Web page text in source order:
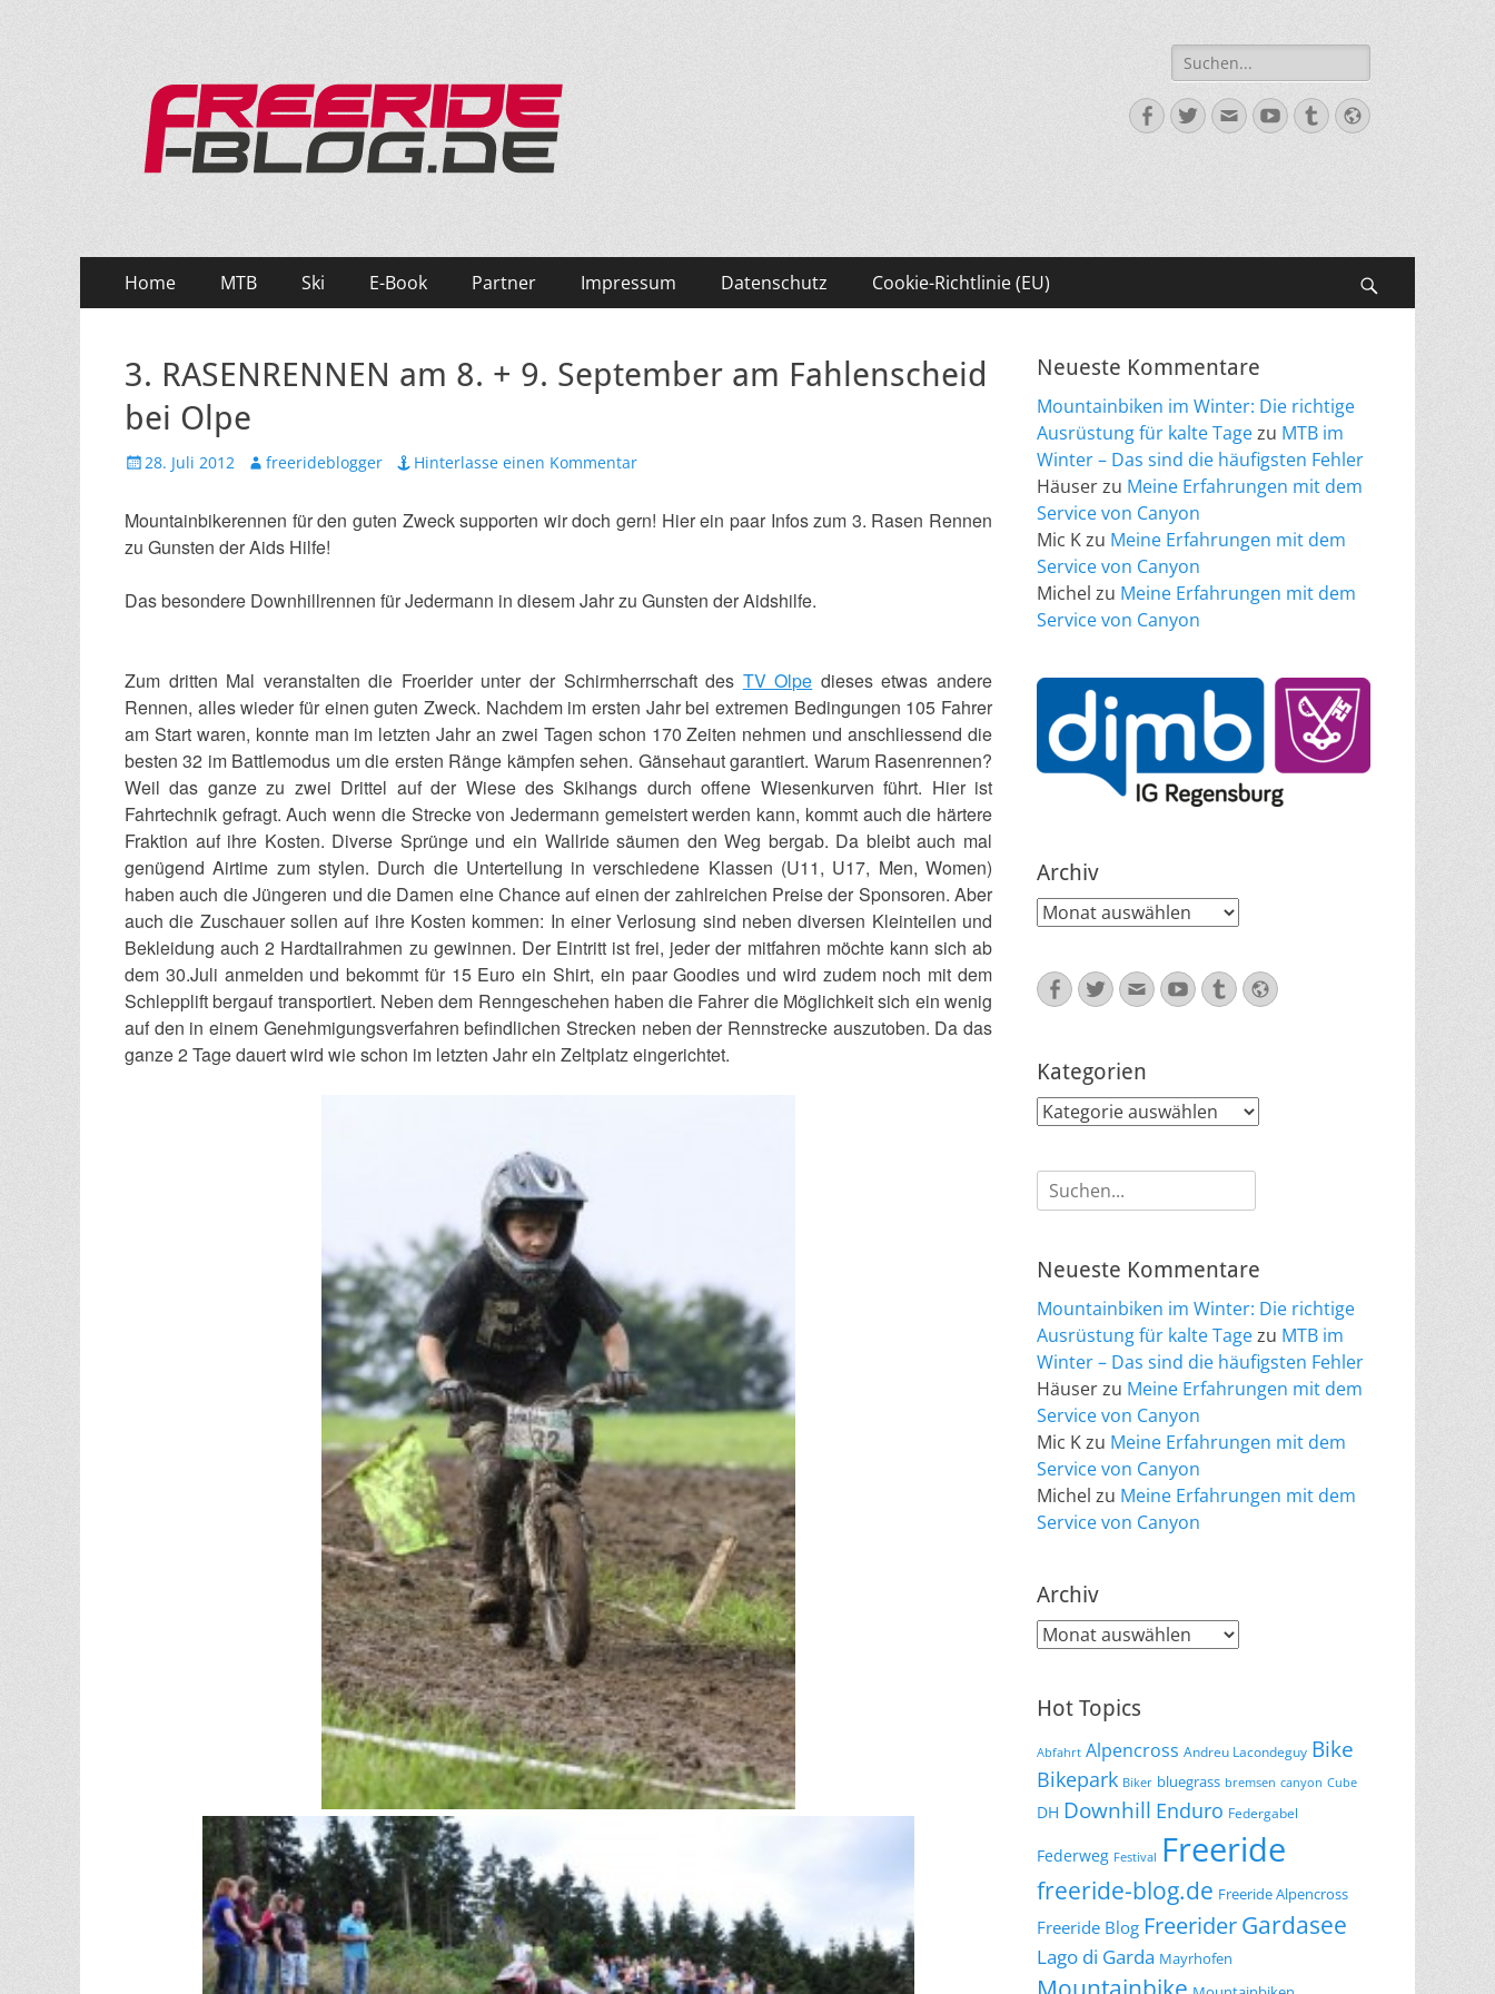
Suche
nach:
Facebook
Twitter
E-
Mail
YouTube
TumblrWebsite
Primäres
Menü
Inhalt
Home MTB Ski E-Book Partner Impressum Datenschutz Cookie-Richtlinie (EU)
3. RASENRENNEN am 8. + 9. September am Fahlenscheid
bei Olpe
Veröffentlicht
28. Juli 2012 Autorfreerideblogger Hinterlasse einen Kommentar
Mountainbikerennen für den guten Zweck supporten wir doch gern! Hier ein paar Infos zum 3. Rasen Rennen
zu Gunsten der Aids Hilfe!
Das besondere Downhillrennen für Jedermann in diesem Jahr zu Gunsten der Aidshilfe.
Zum dritten Mal veranstalten die Froerider unter der Schirmherrschaft des TV Olpe dieses etwas andere
Rennen, alles wieder für einen guten Zweck. Nachdem im ersten Jahr bei extremen Bedingungen 105 Fahrer
am Start waren, konnte man im letzten Jahr an zwei Tagen schon 170 Zeiten nehmen und anschliessend die
besten 32 im Battlemodus um die ersten Ränge kämpfen sehen. Gänsehaut garantiert. Warum Rasenrennen?
Weil das ganze zu zwei Drittel auf der Wiese des Skihangs durch offene Wiesenkurven führt. Hier ist
Fahrtechnik gefragt. Auch wenn die Strecke von Jedermann gemeistert werden kann, kommt auch die härtere
Fraktion auf ihre Kosten. Diverse Sprünge und ein Wallride säumen den Weg bergab. Da bleibt auch mal
genügend Airtime zum stylen. Durch die Unterteilung in verschiedene Klassen (U11, U17, Men, Women)
haben auch die Jüngeren und die Damen eine Chance auf einen der zahlreichen Preise der Sponsoren. Aber
auch die Zuschauer sollen auf ihre Kosten kommen: In einer Verlosung sind neben diversen Kleinteilen und
Bekleidung auch 2 Hardtailrahmen zu gewinnen. Der Eintritt ist frei, jeder der mitfahren möchte kann sich ab
dem 30.Juli anmelden und bekommt für 15 Euro ein Shirt, ein paar Goodies und wird zudem noch mit dem
Schlepplift bergauf transportiert. Neben dem Renngeschehen haben die Fahrer die Möglichkeit sich ein wenig
auf den in einem Genehmigungsverfahren befindlichen Strecken neben der Rennstrecke auszutoben. Da das
ganze 2 Tage dauert wird wie schon im letzten Jahr ein Zeltplatz eingerichtet.
Neueste Kommentare
Mountainbiken im Winter: Die richtige
Ausrüstung für kalte Tagezu MTB im
Winter – Das sind die häufigsten Fehler
Häuserzu Meine Erfahrungen mit dem
Service von Canyon
Mic Kzu Meine Erfahrungen mit dem
Service von Canyon
Michel zu Meine Erfahrungen mit dem
Service von Canyon
Archiv
Archiv
Facebook
Twitter
E-
Mail
YouTube
TumblrWebsite
Kategorien
Kategorien
Suche
nach:
Neueste Kommentare
Mountainbiken im Winter: Die richtige
Ausrüstung für kalte Tagezu MTB im
Winter – Das sind die häufigsten Fehler
Häuserzu Meine Erfahrungen mit dem
Service von Canyon
Mic Kzu Meine Erfahrungen mit dem
Service von Canyon
Michel zu Meine Erfahrungen mit dem
Service von Canyon
Archiv
Archiv
Hot Topics
Abfahrt Alpencross Andreu Lacondeguy Bike
Bikepark Biker bluegrass bremsen canyon Cube
DH Downhill Enduro Federgabel
Federweg Festival Freeride
freeride-blog.de Freeride Alpencross
Freeride Blog FreeriderGardasee
Lago di Garda Mayrhofen